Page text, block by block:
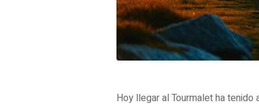
Hoy llegar al Tourmalet ha tenido